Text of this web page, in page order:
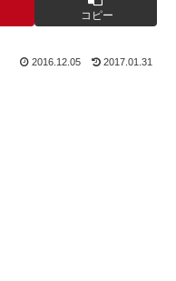
コピー
2016.12.05 2017.01.31